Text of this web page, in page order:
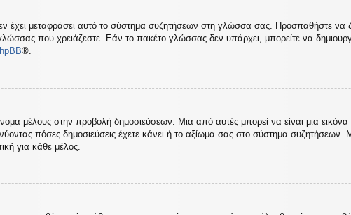
έχει μεταφράσει αυτό το σύστημα συζητήσεων στη γλώσσα σας. Προσπαθήστε να
που χρειάζεστε. Εάν το πακέτο γλώσσας δεν υπάρχει, μπορείτε να
®.
μέλους στην προβολή δημοσιεύσεων. Μια από αυτές μπορεί να είναι μια εικόνα
πόσες δημοσιεύσεις έχετε κάνει ή το αξίωμα σας στο σύστημα συζητήσεων.
για κάθε μέλος.